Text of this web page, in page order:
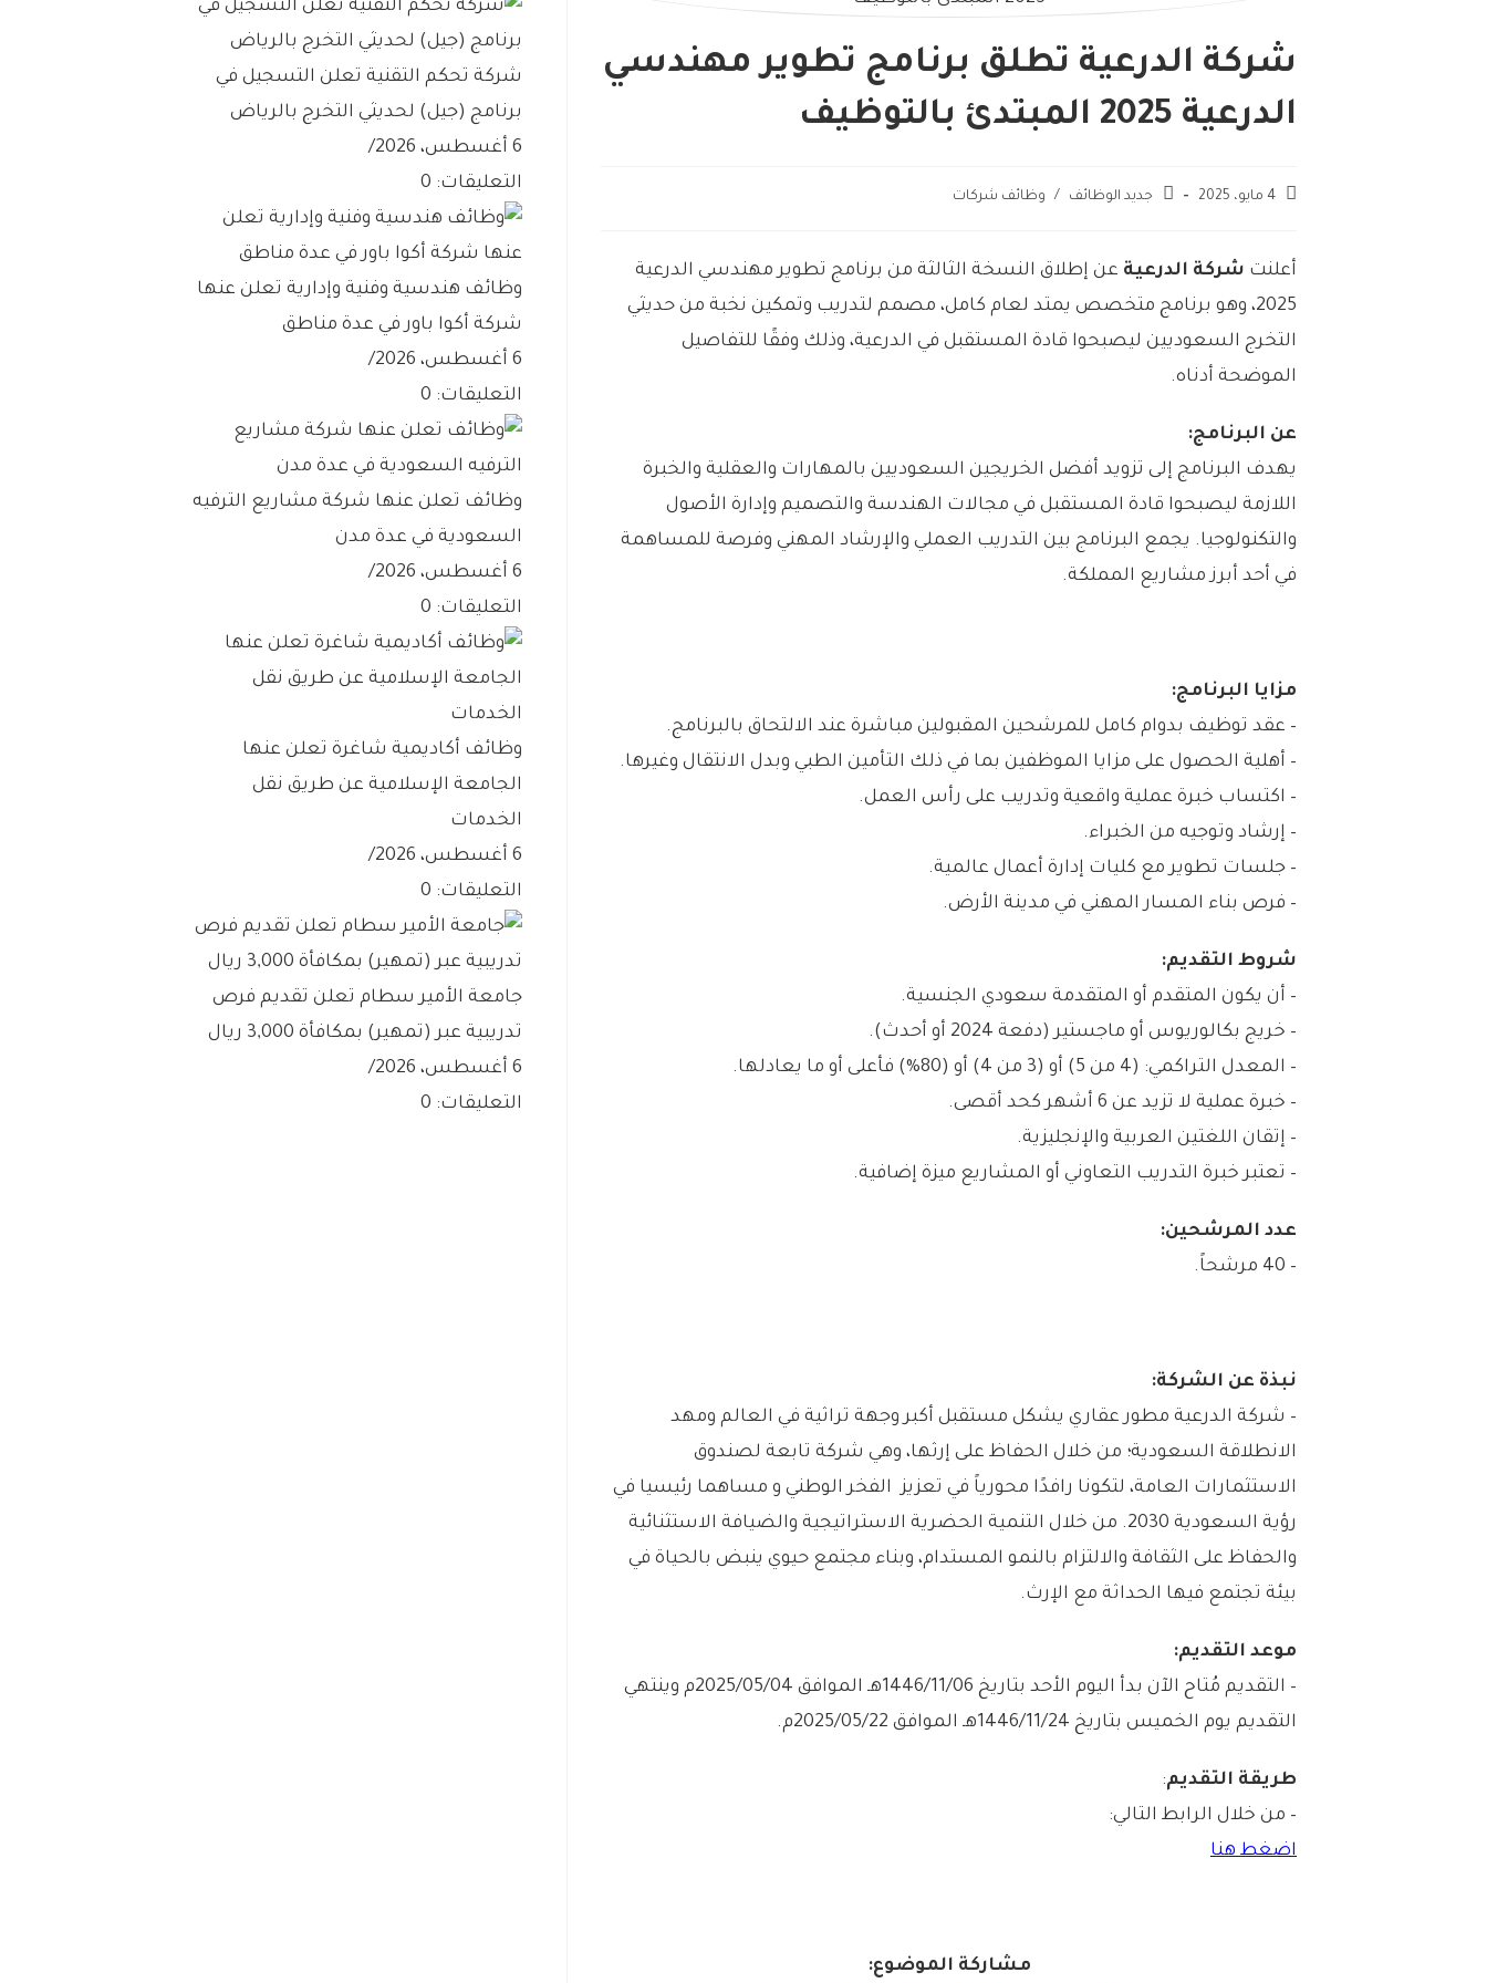
شركة الدرعية تطلق برنامج تطوير مهندسي
الدرعية 2025 المبتدئ بالتوظيف
4 مايو، 2025 جديد الوظائف / وظائف شركات
أعلنت شركة الدرعية عن إطلاق النسخة الثالثة من برنامج تطوير مهندسي الدرعية
2025، وهو برنامج متخصص يمتد لعام كامل، مصمم لتدريب وتمكين نخبة من حديثي
التخرج السعوديين ليصبحوا قادة المستقبل في الدرعية، وذلك وفقًا للتفاصيل
الموضحة أدناه.
عن البرنامج:
يهدف البرنامج إلى تزويد أفضل الخريجين السعوديين بالمهارات والعقلية والخبرة
اللازمة ليصبحوا قادة المستقبل في مجالات الهندسة والتصميم وإدارة الأصول
والتكنولوجيا. يجمع البرنامج بين التدريب العملي والإرشاد المهني وفرصة للمساهمة
في أحد أبرز مشاريع المملكة.
مزايا البرنامج:
– عقد توظيف بدوام كامل للمرشحين المقبولين مباشرة عند الالتحاق بالبرنامج.
– أهلية الحصول على مزايا الموظفين بما في ذلك التأمين الطبي وبدل الانتقال وغيرها.
– اكتساب خبرة عملية واقعية وتدريب على رأس العمل.
– إرشاد وتوجيه من الخبراء.
– جلسات تطوير مع كليات إدارة أعمال عالمية.
– فرص بناء المسار المهني في مدينة الأرض.
شروط التقديم:
– أن يكون المتقدم أو المتقدمة سعودي الجنسية.
– خريج بكالوريوس أو ماجستير (دفعة 2024 أو أحدث).
– المعدل التراكمي: (4 من 5) أو (3 من 4) أو (80%) فأعلى أو ما يعادلها.
– خبرة عملية لا تزيد عن 6 أشهر كحد أقصى.
– إتقان اللغتين العربية والإنجليزية.
– تعتبر خبرة التدريب التعاوني أو المشاريع ميزة إضافية.
عدد المرشحين:
– 40 مرشحاً.
نبذة عن الشركة:
– شركة الدرعية مطور عقاري يشكل مستقبل أكبر وجهة تراثية في العالم ومهد
الانطلاقة السعودية؛ من خلال الحفاظ على إرثها، وهي شركة تابعة لصندوق
الاستثمارات العامة، لتكونا رافدًا محورياً في تعزيز الفخر الوطني و مساهما رئيسيا في
رؤية السعودية 2030. من خلال التنمية الحضرية الاستراتيجية والضيافة الاستثنائية
والحفاظ على الثقافة والالتزام بالنمو المستدام، وبناء مجتمع حيوي ينبض بالحياة في
بيئة تجتمع فيها الحداثة مع الإرث.
موعد التقديم:
– التقديم مُتاح الآن بدأ اليوم الأحد بتاريخ 1446/11/06هـ الموافق 2025/05/04م وينتهي
التقديم يوم الخميس بتاريخ 1446/11/24هـ الموافق 2025/05/22م.
طريقة التقديم:
– من خلال الرابط التالي:
اضغط هنا
مشاركة الموضوع:
شركة تحكم التقنية تعلن التسجيل في
برنامج (جيل) لحديثي التخرج بالرياض
6 أغسطس، 2026
/
التعليقات: 0
وظائف هندسية وفنية وإدارية تعلن عنها
شركة أكوا باور في عدة مناطق
6 أغسطس، 2026
/
التعليقات: 0
وظائف تعلن عنها شركة مشاريع الترفيه
السعودية في عدة مدن
6 أغسطس، 2026
/
التعليقات: 0
وظائف أكاديمية شاغرة تعلن عنها
الجامعة الإسلامية عن طريق نقل
الخدمات
6 أغسطس، 2026
/
التعليقات: 0
جامعة الأمير سطام تعلن تقديم فرص
تدريبية عبر (تمهير) بمكافأة 3,000 ريال
6 أغسطس، 2026
/
التعليقات: 0